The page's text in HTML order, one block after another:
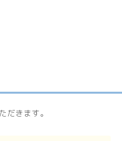
だきます。